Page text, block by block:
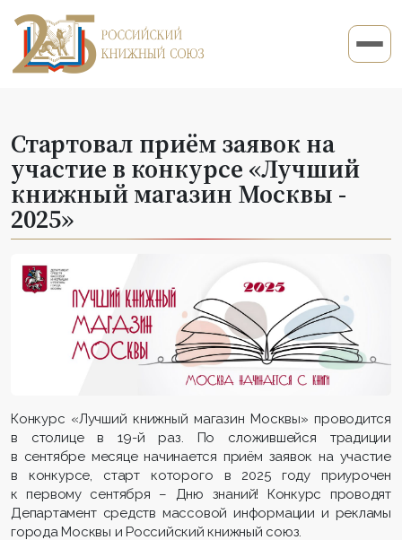
Стартовал приём заявок на
участие в конкурсе «Лучший
книжный магазин Москвы -
2025»
Конкурс «Лучший книжный магазин Москвы» проводится
в столице в 19-й раз. По сложившейся традиции
в сентябре месяце начинается приём заявок на участие
в конкурсе, старт которого в 2025 году приурочен
к первому сентября – Дню знаний! Конкурс проводят
Департамент средств массовой информации и рекламы
города Москвы и Российский книжный союз.